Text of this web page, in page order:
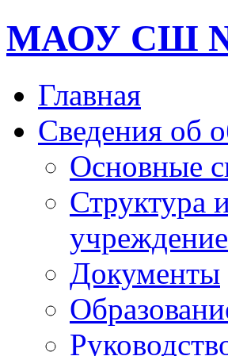
МАОУ СШ
Главная
Сведения об
Основные
Структура
Документы